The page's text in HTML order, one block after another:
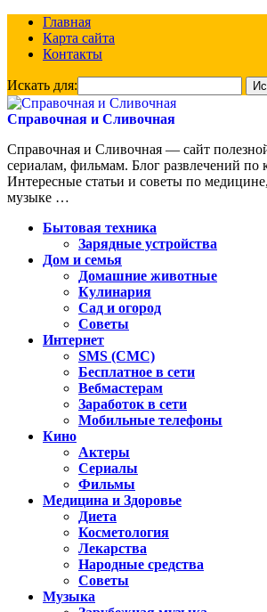
Главная
Карта сайта
Контакты
Искать для:
Справочная и Сливочная
Справочная и Сливочная — сайт
сериалам, фильмам. Блог развлечений по
Интересные статьи и советы по
музыке …
Бытовая техника
Зарядные устройства
Дом и семья
Домашние животные
Кулинария
Сад и огород
Советы
Интернет
SMS (СМС)
Бесплатное в сети
Вебмастерам
Заработок в сети
Мобильные телефоны
Кино
Актеры
Сериалы
Фильмы
Медицина и Здоровье
Диета
Косметология
Лекарства
Народные средства
Советы
Музыка